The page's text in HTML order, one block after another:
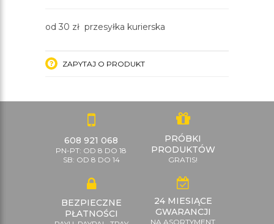
od 30 zł przesyłka kurierska
ZAPYTAJ O PRODUKT
608 921 068
PN-PT: OD 8 DO 18
SB: OD 8 DO 14
PRÓBKI
PRODUKTÓW
GRATIS!
BEZPIECZNE
PŁATNOŚCI
24 MIESIĄCE
GWARANCJI
NA ASORTYMENT